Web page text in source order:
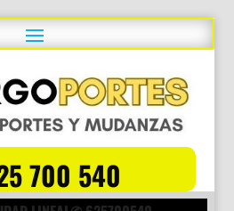
700 540